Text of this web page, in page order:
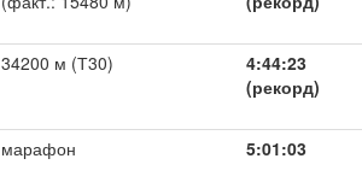
34200 м (Т30)
4:44:23
(рекорд)
марафон 5:01:03